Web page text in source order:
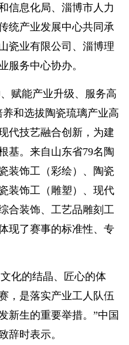
信息化局、淄博市人力
统产业发展中心共同承
瓷业有限公司、淄博理
服务中心协办。
赋能产业升级、服务高
和选拔陶瓷琉璃产业高
代技艺融合创新，为建
基。来自山东省79名陶
装饰工（彩绘）、陶瓷
装饰工（雕塑）、现代
合装饰、工艺品雕刻工
现了赛事的标准性、专
化的结晶、匠心的体
，是落实产业工人队伍
新生的重要举措。”中国
辞时表示。